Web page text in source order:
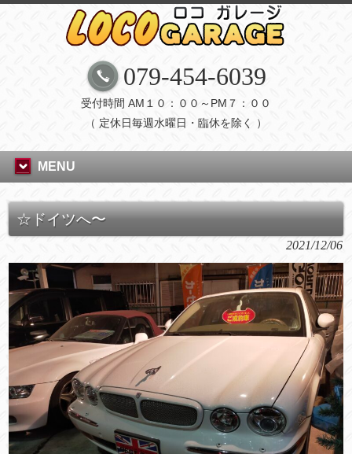
079-454-6039
受付時間 AM１０：００～PM７：００
（ 定休日毎週水曜日・臨休を除く ）
MENU
☆ドイツへ〜
2021/12/06